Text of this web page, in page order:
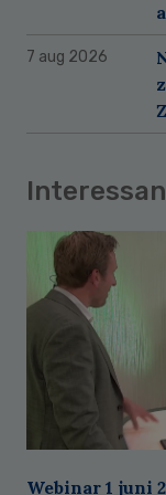
7 aug 2026
Webinar 1 juni